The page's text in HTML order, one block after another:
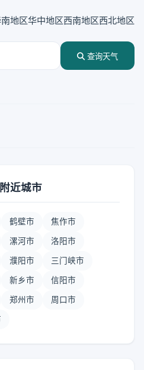
地区华中地区西南地区西北地区
查询天气
近城市
鹤壁市 焦作市
漯河市 洛阳市
濮阳市 三门峡市
新乡市 信阳市
郑州市 周口市